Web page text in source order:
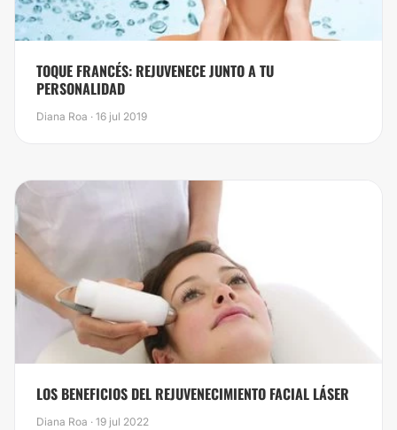
​TOQUE FRANCÉS: REJUVENECE JUNTO A TU
PERSONALIDAD
Diana Roa · 16 jul 2019
LOS BENEFICIOS DEL REJUVENECIMIENTO FACIAL LÁSER
Diana Roa · 19 jul 2022